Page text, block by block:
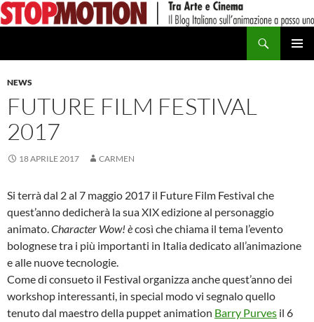
Vai
al
NEWS
FUTURE FILM FESTIVAL
2017
18 APRILE 2017 CARMEN
Si terrà dal 2 al 7 maggio 2017 il Future Film Festival che
quest’anno dedicherà la sua XIX edizione al personaggio
animato.Character Wow! ècosì che chiama il tema l’evento
bolognese tra i più importanti in Italia dedicato all’animazione
e alle nuove tecnologie.
Come di consueto il Festival organizza anche quest’anno dei
workshop interessanti, in special modo vi segnalo quello
tenuto dal maestro della puppet animation Barry Purves il 6